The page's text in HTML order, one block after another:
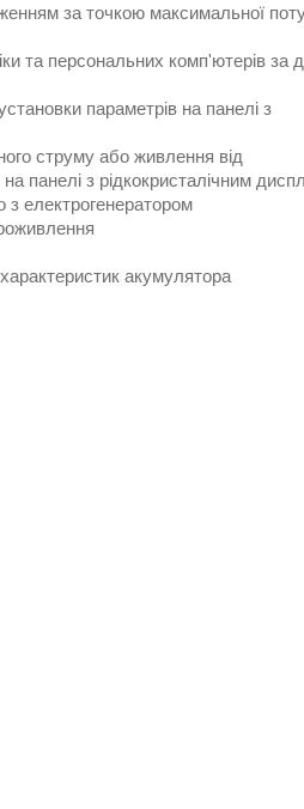
за точкою максимальної
та персональних комп'ютерів за
параметрів на панелі з
струму або живлення від
панелі з рідкокристалічним
з електрогенератором
акумулятора